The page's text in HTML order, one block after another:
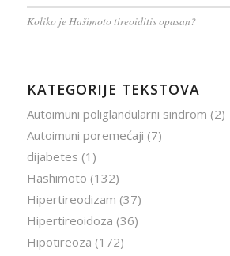
Koliko je Hašimoto tireoiditis opasan?
KATEGORIJE TEKSTOVA
Autoimuni poliglandularni sindrom (2)
Autoimuni poremećaji (7)
dijabetes (1)
Hashimoto (132)
Hipertireodizam (37)
Hipertireoidoza (36)
Hipotireoza (172)